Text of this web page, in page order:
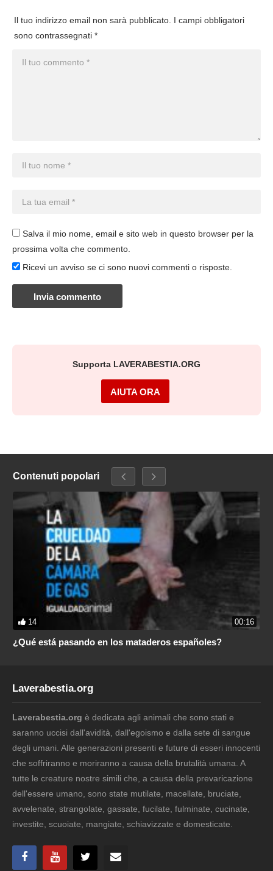
Il tuo indirizzo email non sarà pubblicato. I campi obbligatori
sono contrassegnati *
Salva il mio nome, email e sito web in questo browser per la
prossima volta che commento.
Ricevi un avviso se ci sono nuovi commenti o risposte.
Supporta LAVERABESTIA.ORG
AIUTA ORA
Contenuti popolari
14 00:16
¿Qué está pasando en los mataderos españoles?
Laverabestia.org
Laverabestia.org è dedicata agli animali che sono stati e
saranno uccisi dall'avidità, dall'egoismo e dalla sete di sangue
degli umani. Alle generazioni presenti e future di esseri innocenti
che soffriranno e moriranno a causa della brutalità umana. A
tutte le creature nostre simili che, a causa della prevaricazione
dell'essere umano, sono state mutilate, macellate, bruciate,
avvelenate, strangolate, gassate, fucilate, fulminate, cucinate,
investite, scuoiate, mangiate, schiavizzate e domesticate.